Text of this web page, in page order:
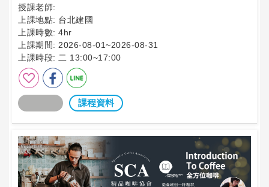
授課老師:
上課地點: 台北建國
上課時數: 4hr
上課期間: 2026-08-01~2026-08-31
上課時段: 二 13:00~17:00
課程資料